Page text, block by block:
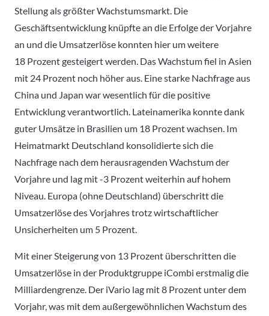
Stellung als größter Wachstumsmarkt. Die
Geschäftsentwicklung knüpfte an die Erfolge der Vorjahre
an und die Umsatzerlöse konnten hier um weitere
18 Prozent gesteigert werden. Das Wachstum fiel in Asien
mit 24 Prozent noch höher aus. Eine starke Nachfrage aus
China und Japan war wesentlich für die positive
Entwicklung verantwortlich. Lateinamerika konnte dank
guter Umsätze in Brasilien um 18 Prozent wachsen. Im
Heimatmarkt Deutschland konsolidierte sich die
Nachfrage nach dem herausragenden Wachstum der
Vorjahre und lag mit -3 Prozent weiterhin auf hohem
Niveau. Europa (ohne Deutschland) überschritt die
Umsatzerlöse des Vorjahres trotz wirtschaftlicher
Unsicherheiten um 5 Prozent.
Mit einer Steigerung von 13 Prozent überschritten die
Umsatzerlöse in der Produktgruppe iCombi erstmalig die
Milliardengrenze. Der iVario lag mit 8 Prozent unter dem
Vorjahr, was mit dem außergewöhnlichen Wachstum des